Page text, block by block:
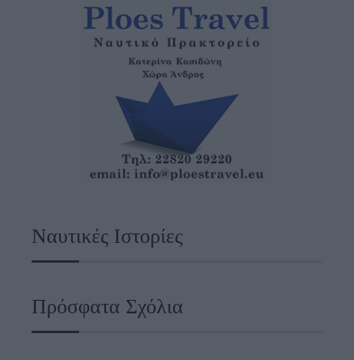
Ναυτικές Ιστορίες
Πρόσφατα Σχόλια